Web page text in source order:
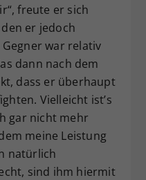
freute er sich
er jedoch
war relativ
dann nach dem
dass er überhaupt
Vielleicht ist’s
gar nicht mehr
meine Leistung
natürlich
sind ihm hiermit